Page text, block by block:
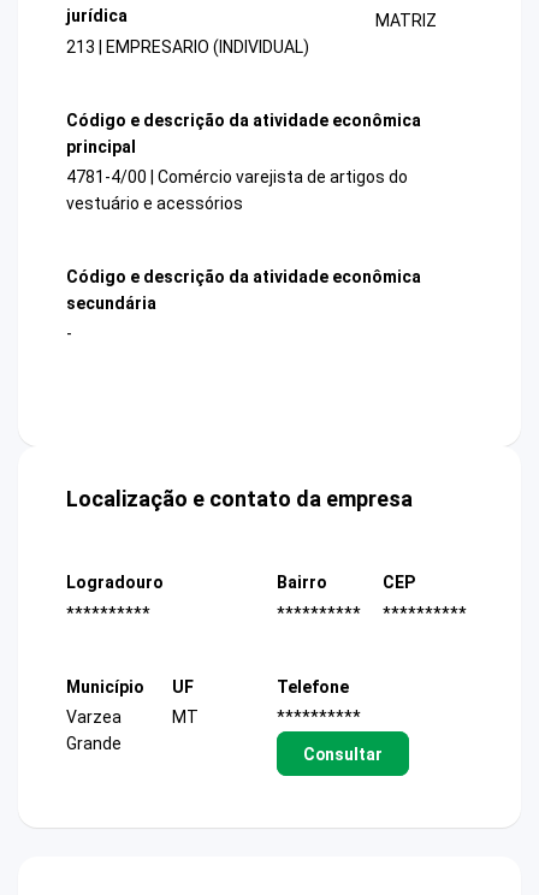
jurídica
213 | EMPRESARIO (INDIVIDUAL)
MATRIZ
Código e descrição da atividade econômica
principal
4781-4/00 | Comércio varejista de artigos do
vestuário e acessórios
Código e descrição da atividade econômica
secundária
-
Localização e contato da empresa
Logradouro
**********
Bairro
**********
CEP
**********
Município
Varzea
Grande
UF
MT
Telefone
**********
Consultar